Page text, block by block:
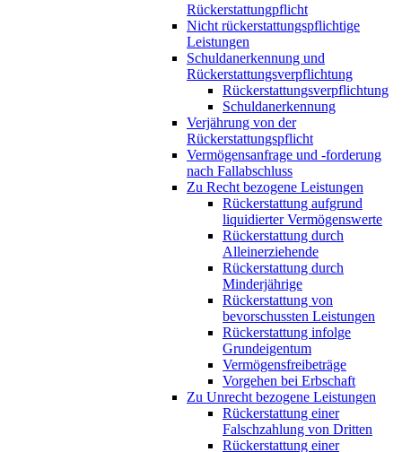
Rückerstattungpflicht
Nicht rückerstattungspflichtige
Leistungen
Schuldanerkennung und
Rückerstattungsverpflichtung
Rückerstattungsverpflichtung
Schuldanerkennung
Verjährung von der
Rückerstattungspflicht
Vermögensanfrage und -forderung
nach Fallabschluss
Zu Recht bezogene Leistungen
Rückerstattung aufgrund
liquidierter Vermögenswerte
Rückerstattung durch
Alleinerziehende
Rückerstattung durch
Minderjährige
Rückerstattung von
bevorschussten Leistungen
Rückerstattung infolge
Grundeigentum
Vermögensfreibeträge
Vorgehen bei Erbschaft
Zu Unrecht bezogene Leistungen
Rückerstattung einer
Falschzahlung von Dritten
Rückerstattung einer